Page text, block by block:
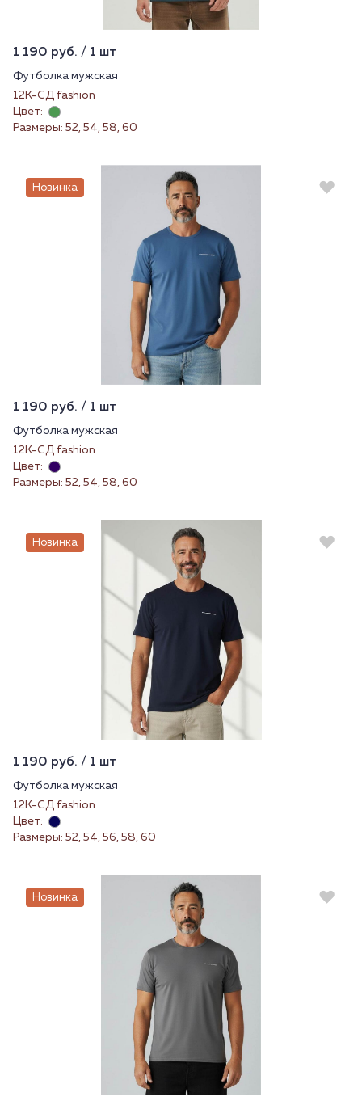
1 190 руб. / 1 шт
Футболка мужская
12К-СД fashion
Цвет:
Размеры: 52, 54, 58, 60
Новинка
1 190 руб. / 1 шт
Футболка мужская
12К-СД fashion
Цвет:
Размеры: 52, 54, 58, 60
Новинка
1 190 руб. / 1 шт
Футболка мужская
12К-СД fashion
Цвет:
Размеры: 52, 54, 56, 58, 60
Новинка